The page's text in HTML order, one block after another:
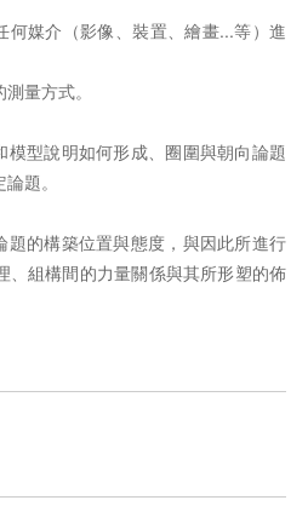
何媒介（影像、裝置、繪畫...等）進
量方式。
型說明如何形成、圈圍與朝向論題
題。
的構築位置與態度，與因此所進行
、組構間的力量關係與其所形塑的佈